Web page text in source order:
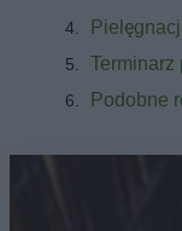
Terminarz
Podobne